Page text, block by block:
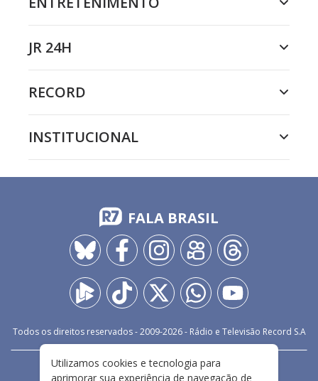
JR 24H
RECORD
INSTITUCIONAL
FALA BRASIL
Todos os direitos reservados - 2009-2026- Rádio e Televisão Record S.A
FALE CONOSCO PRIVACIDADE
Utilizamos cookies e tecnologia para
aprimorar sua experiência de navegação de